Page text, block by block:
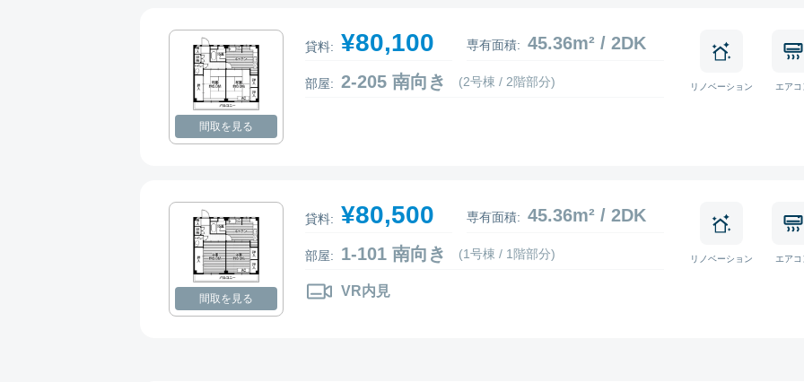
間取を見る
貸料: ¥80,100 専有面積: 45.36m² / 2DK
部屋: 2-205 南向き (2号棟 / 2階部分) リノベーション エアコ
間取を見る
貸料: ¥80,500 専有面積: 45.36m² / 2DK
部屋: 1-101 南向き (1号棟 / 1階部分)
VR内見
リノベーション エアコ